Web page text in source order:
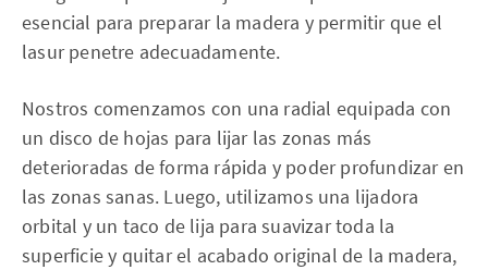
esencial para preparar la madera y permitir que el
lasur penetre adecuadamente.
Nostros comenzamos con una radial equipada con
un disco de hojas para lijar las zonas más
deterioradas de forma rápida y poder profundizar en
las zonas sanas. Luego, utilizamos una lijadora
orbital y un taco de lija para suavizar toda la
superficie y quitar el acabado original de la madera,